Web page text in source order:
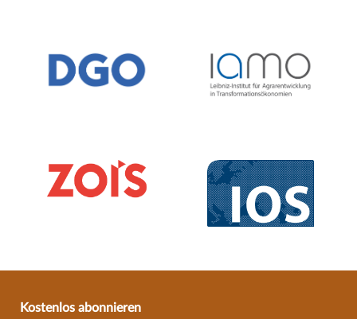
Kostenlos abonnieren